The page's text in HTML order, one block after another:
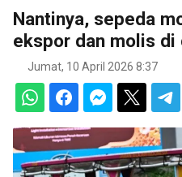
Nantinya, sepeda
ekspor dan molis di
Jumat, 10 April 2026 8:37